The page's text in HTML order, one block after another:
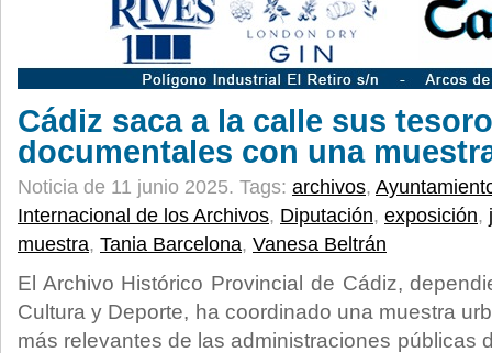
Cádiz saca a la calle sus
documentales con una
Noticia de 11 junio 2025. Tags: archivos,
Internacional de los Archivos, Diputación, exposición,
muestra, Tania Barcelona, Vanesa Beltrán
El Archivo Histórico Provincial de Cádiz,
Cultura y Deporte, ha coordinado una muestra
más relevantes de las administraciones públicas